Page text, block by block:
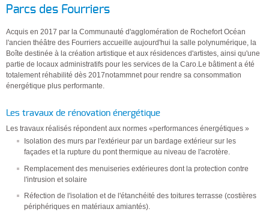
Parcs des Fourriers
Acquis en 2017 par la Communauté d'agglomération de Rochefort Océan
l'ancien théâtre des Fourriers accueille aujourd'hui la salle polynumérique, la
Boîte destinée à la création artistique et aux résidences d'artistes, ainsi qu'une
partie de locaux administratifs pour les services de la Caro.Le bâtiment a été
totalement réhabilité dès 2017notammnet pour rendre sa consommation
énergétique plus performante.
Les travaux de rénovation énergétique
Les travaux réalisés répondent aux normes «performances énergétiques »
Isolation des murs par l'extérieur par un bardage extérieur sur les
façades et la rupture du pont thermique au niveau de l'acrotère.
Remplacement des menuiseries extérieures dont la protection contre
l'intrusion et solaire
Réfection de l'isolation et de l'étanchéité des toitures terrasse (costières
périphériques en matériaux amiantés).